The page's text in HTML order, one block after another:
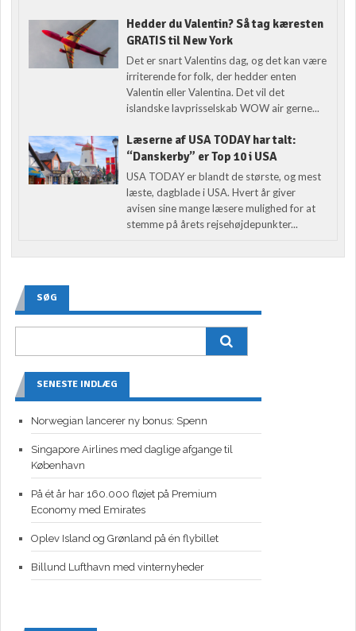
Hedder du Valentin? Så tag kæresten
GRATIS til New York
Det er snart Valentins dag, og det kan være
irriterende for folk, der hedder enten
Valentin eller Valentina. Det vil det
islandske lavprisselskab WOW air gerne...
Læserne af USA TODAY har talt:
“Danskerby” er Top 10 i USA
USA TODAY er blandt de største, og mest
læste, dagblade i USA. Hvert år giver
avisen sine mange læsere mulighed for at
stemme på årets rejsehøjdepunkter...
SØG
SENESTE INDLÆG
Norwegian lancerer ny bonus: Spenn
Singapore Airlines med daglige afgange til
København
På ét år har 160.000 fløjet på Premium
Economy med Emirates
Oplev Island og Grønland på én flybillet
Billund Lufthavn med vinternyheder